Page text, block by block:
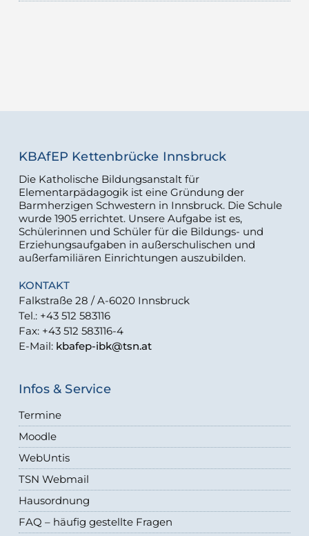
KBAfEP Kettenbrücke Innsbruck
Die Katholische Bildungsanstalt für
Elementarpädagogik ist eine Gründung der
Barmherzigen Schwestern in Innsbruck. Die Schule
wurde 1905 errichtet. Unsere Aufgabe ist es,
Schülerinnen und Schüler für die Bildungs- und
Erziehungsaufgaben in außerschulischen und
außerfamiliären Einrichtungen auszubilden.
KONTAKT
Falkstraße 28 / A-6020 Innsbruck
Tel.: +43 512 583116
Fax: +43 512 583116-4
E-Mail: kbafep-ibk@tsn.at
Infos & Service
Termine
Moodle
WebUntis
TSN Webmail
Hausordnung
FAQ – häufig gestellte Fragen